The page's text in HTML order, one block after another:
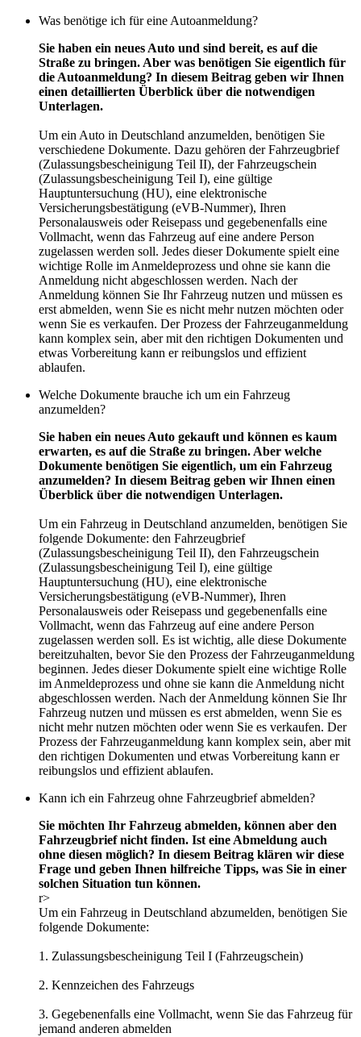
Was benötige ich für eine Autoanmeldung?
Sie haben ein neues Auto und sind bereit, es auf die
Straße zu bringen. Aber was benötigen Sie eigentlich für
die Autoanmeldung? In diesem Beitrag geben wir Ihnen
einen detaillierten Überblick über die notwendigen
Unterlagen.
Um ein Auto in Deutschland anzumelden, benötigen Sie
verschiedene Dokumente. Dazu gehören der Fahrzeugbrief
(Zulassungsbescheinigung Teil II), der Fahrzeugschein
(Zulassungsbescheinigung Teil I), eine gültige
Hauptuntersuchung (HU), eine elektronische
Versicherungsbestätigung (eVB-Nummer), Ihren
Personalausweis oder Reisepass und gegebenenfalls eine
Vollmacht, wenn das Fahrzeug auf eine andere Person
zugelassen werden soll. Jedes dieser Dokumente spielt eine
wichtige Rolle im Anmeldeprozess und ohne sie kann die
Anmeldung nicht abgeschlossen werden. Nach der
Anmeldung können Sie Ihr Fahrzeug nutzen und müssen es
erst abmelden, wenn Sie es nicht mehr nutzen möchten oder
wenn Sie es verkaufen. Der Prozess der Fahrzeuganmeldung
kann komplex sein, aber mit den richtigen Dokumenten und
etwas Vorbereitung kann er reibungslos und effizient
ablaufen.
Welche Dokumente brauche ich um ein Fahrzeug
anzumelden?
Sie haben ein neues Auto gekauft und können es kaum
erwarten, es auf die Straße zu bringen. Aber welche
Dokumente benötigen Sie eigentlich, um ein Fahrzeug
anzumelden? In diesem Beitrag geben wir Ihnen einen
Überblick über die notwendigen Unterlagen.
Um ein Fahrzeug in Deutschland anzumelden, benötigen Sie
folgende Dokumente: den Fahrzeugbrief
(Zulassungsbescheinigung Teil II), den Fahrzeugschein
(Zulassungsbescheinigung Teil I), eine gültige
Hauptuntersuchung (HU), eine elektronische
Versicherungsbestätigung (eVB-Nummer), Ihren
Personalausweis oder Reisepass und gegebenenfalls eine
Vollmacht, wenn das Fahrzeug auf eine andere Person
zugelassen werden soll. Es ist wichtig, alle diese Dokumente
bereitzuhalten, bevor Sie den Prozess der Fahrzeuganmeldung
beginnen. Jedes dieser Dokumente spielt eine wichtige Rolle
im Anmeldeprozess und ohne sie kann die Anmeldung nicht
abgeschlossen werden. Nach der Anmeldung können Sie Ihr
Fahrzeug nutzen und müssen es erst abmelden, wenn Sie es
nicht mehr nutzen möchten oder wenn Sie es verkaufen. Der
Prozess der Fahrzeuganmeldung kann komplex sein, aber mit
den richtigen Dokumenten und etwas Vorbereitung kann er
reibungslos und effizient ablaufen.
Kann ich ein Fahrzeug ohne Fahrzeugbrief abmelden?
Sie möchten Ihr Fahrzeug abmelden, können aber den
Fahrzeugbrief nicht finden. Ist eine Abmeldung auch
ohne diesen möglich? In diesem Beitrag klären wir diese
Frage und geben Ihnen hilfreiche Tipps, was Sie in einer
solchen Situation tun können.
r>
Um ein Fahrzeug in Deutschland abzumelden, benötigen Sie
folgende Dokumente:
1. Zulassungsbescheinigung Teil I (Fahrzeugschein)
2. Kennzeichen des Fahrzeugs
3. Gegebenenfalls eine Vollmacht, wenn Sie das Fahrzeug für
jemand anderen abmelden